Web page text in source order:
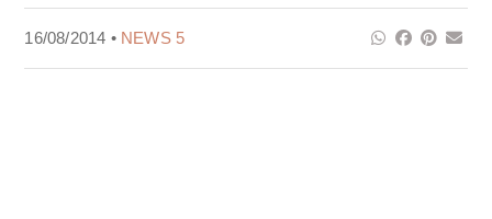
16/08/2014 • NEWS 5